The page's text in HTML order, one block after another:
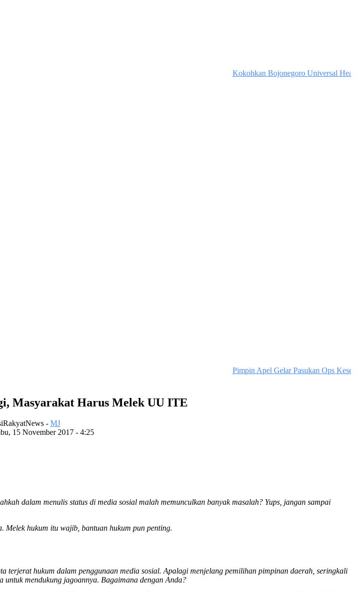
Kokohkan Bojonegoro Universal Health
Pimpin Apel Gelar Pasukan Ops
Masyarakat Harus Melek UU ITE
- MJ
15 November 2017 - 4:25
dalam menulis status di media sosial malah memunculkan banyak masalah? Yups, jangan sampai
Melek hukum itu wajib, bantuan hukum pun penting.
terjerat hukum dalam penggunaan media sosial. Apalagi menjelang pemilihan pimpinan daerah, seringkali
mendukung jagoannya. Bagaimana dengan Anda?